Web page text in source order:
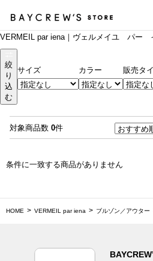
VERMEIL par iena｜ヴェルメイユ パー
絞
り
込
む
サイズ カラー 販売タ
対象商品数 0件
条件に一致する商品がありません
HOME VERMEIL par iena ブルゾン／アウター